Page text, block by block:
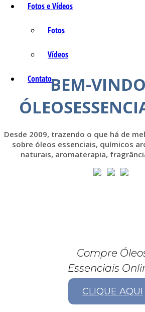
Fotos e Vídeos
Fotos
Vídeos
ContatoBEM-
Desde 2009, trazendo o que há de
sobre óleos essenciais, químicos
naturais, aromaterapia,
Compre
Essenciais
CLIQUE AQUI